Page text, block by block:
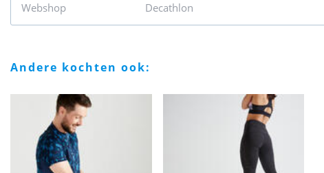
Webshop
Decathlon
andere kochten ook: